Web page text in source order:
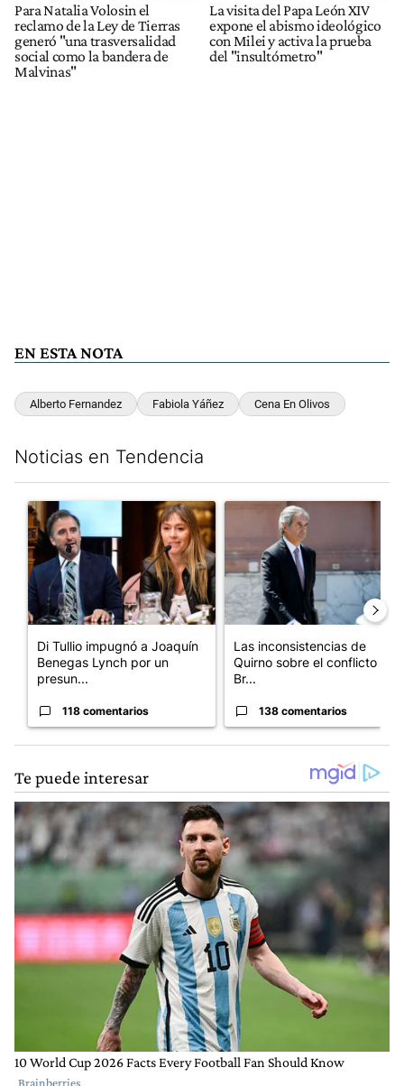
Para Natalia Volosin el
reclamo de la Ley de Tierras
generó "una trasversalidad
social como la bandera de
Malvinas"
La visita del Papa León XIV
expone el abismo ideológico
con Milei y activa la prueba
del "insultómetro"
EN ESTA NOTA
Alberto Fernandez Fabiola Yáñez Cena En Olivos
Noticias en Tendencia
Un artículo de tendencia con el título "Di Tullio impugnó a
Di Tullio impugnó a Joaquín
Benegas Lynch por un
presun...
118 comentarios
Un artículo de tendencia con
Las inconsistencias de
Quirno sobre el conflicto con
Br...
138 comentarios